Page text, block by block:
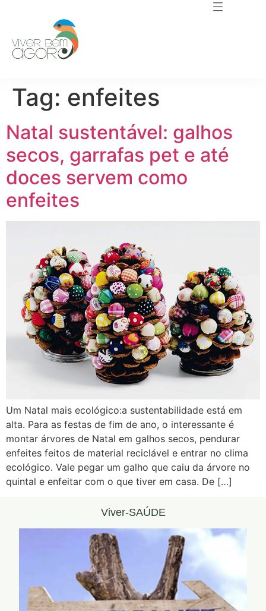
Tag: enfeites
Natal sustentável: galhos
secos, garrafas pet e até
doces servem como
enfeites
Um Natal mais ecológico:a sustentabilidade está em
alta. Para as festas de fim de ano, o interessante é
montar árvores de Natal em galhos secos, pendurar
enfeites feitos de material reciclável e entrar no clima
ecológico. Vale pegar um galho que caiu da árvore no
quintal e enfeitar com o que tiver em casa. De […]
Viver-SAÚDE